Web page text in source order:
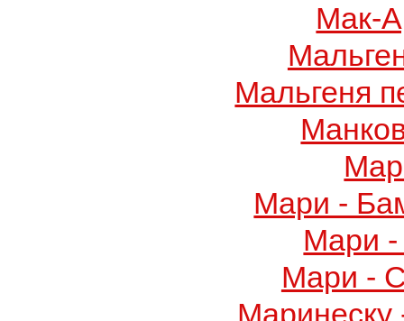
Мак-
Мальгеня
Мари -
Мари -
Мари -